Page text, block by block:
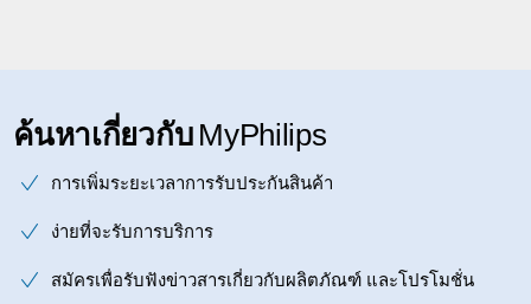
ค้นหาเกี่ยวกับ MyPhilips
การเพิ่มระยะเวลาการรับประกันสินค้า
ง่ายที่จะรับการบริการ
สมัครเพื่อรับฟังข่าวสารเกี่ยวกับผลิตภัณฑ์ และโปรโมชั่น